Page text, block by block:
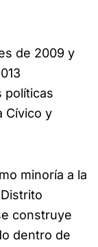
de 2009 y
políticas
Cívico y
minoría a la
construye
dentro de